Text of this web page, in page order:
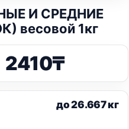
И СРЕДНИЕ
весовой 1кг
2410₸
до 26.667 кг